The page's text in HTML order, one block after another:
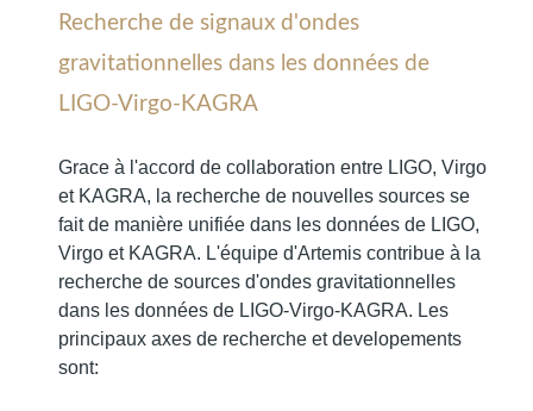
Recherche de signaux d'ondes
gravitationnelles dans les données de
LIGO-Virgo-KAGRA
Grace à l'accord de collaboration entre LIGO, Virgo
et KAGRA, la recherche de nouvelles sources se
fait de manière unifiée dans les données de LIGO,
Virgo et KAGRA. L'équipe d'Artemis contribue à la
recherche de sources d'ondes gravitationnelles
dans les données de LIGO-Virgo-KAGRA. Les
principaux axes de recherche et developements
sont: